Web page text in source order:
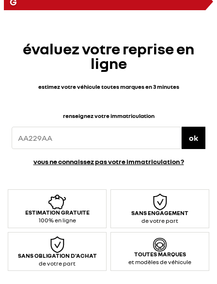
évaluez votre reprise en
ligne
estimez votre véhicule toutes marques en 3 minutes
renseignez votre immatriculation
ok
vous ne connaissez pas votre immatriculation ?
ESTIMATION GRATUITE
100% en ligne
SANS ENGAGEMENT
de votre part
SANS OBLIGATION D'ACHAT
de votre part
TOUTES MARQUES
et modèles de véhicule